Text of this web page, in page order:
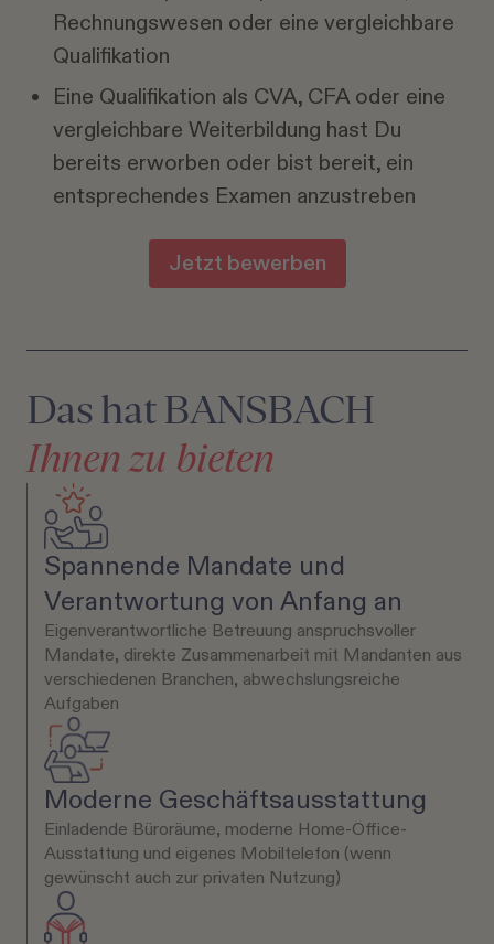
Rechnungswesen oder eine vergleichbare
Qualifikation
Eine Qualifikation als CVA, CFA oder eine
vergleichbare Weiterbildung hast Du
bereits erworben oder bist bereit, ein
entsprechendes Examen anzustreben
Jetzt bewerben
Das hat BANSBACH
Ihnen zu bieten
Spannende Mandate und
Verantwortung von Anfang an
Eigenverantwortliche Betreuung anspruchsvoller
Mandate, direkte Zusammenarbeit mit Mandanten aus
verschiedenen Branchen, abwechslungsreiche
Aufgaben
Moderne Geschäftsausstattung
Einladende Büroräume, moderne Home-Office-
Ausstattung und eigenes Mobiltelefon (wenn
gewünscht auch zur privaten Nutzung)